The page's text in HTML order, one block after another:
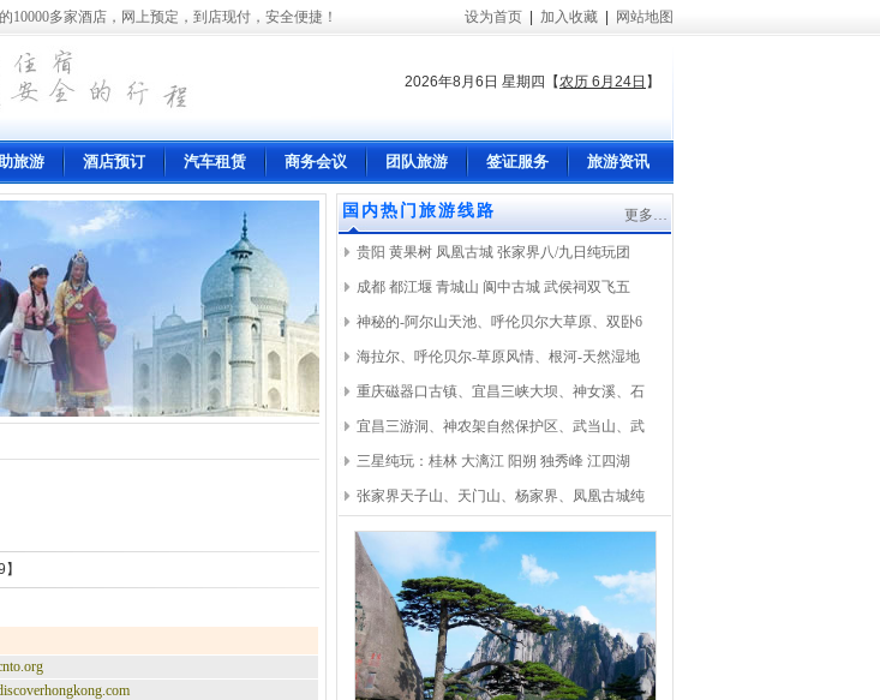
多家酒店，网上预定，到店现付，安全便捷！ 设为首页 加入收藏 网站地图
2026年8月6日 星期四 【农历 6月24日 】
旅游 酒店预订 汽车租赁 商务会议 团队旅游 签证服务 旅游资讯
国内热门旅游线路 更多…
贵阳 黄果树 凤凰古城 张家界八/九日纯玩团
成都 都江堰 青城山 阆中古城 武侯祠双飞五
神秘的-阿尔山天池、呼伦贝尔大草原、双卧6
海拉尔、呼伦贝尔-草原风情、根河-天然湿地
重庆磁器口古镇、宜昌三峡大坝、神女溪、石
宜昌三游洞、神农架自然保护区、武当山、武
三星纯玩：桂林 大漓江 阳朔 独秀峰 江四湖
张家界天子山、天门山、杨家界、凤凰古城纯